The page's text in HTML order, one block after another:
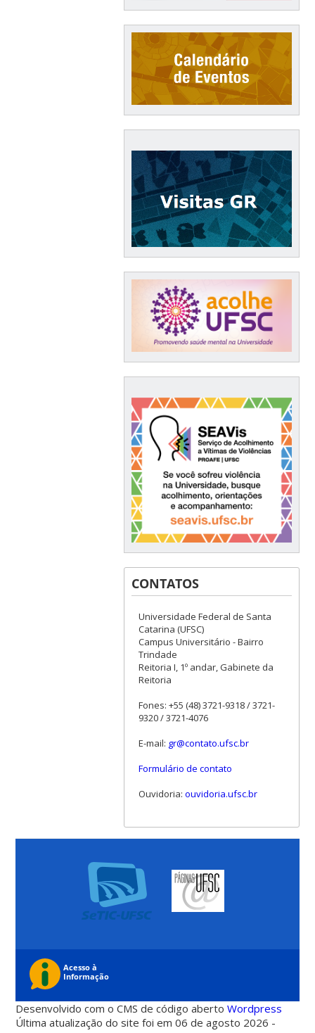
CONTATOS
Universidade Federal de Santa
Catarina (UFSC)
Campus Universitário - Bairro
Trindade
Reitoria I, 1º andar, Gabinete da
Reitoria
Fones: +55 (48) 3721-9318 / 3721-
9320 / 3721-4076
E-mail: gr@contato.ufsc.br
Formulário de contato
Ouvidoria: ouvidoria.ufsc.br
Desenvolvido com o CMS de código abertoWordpress
Última atualização do site foi em 06 de agosto 2026 -